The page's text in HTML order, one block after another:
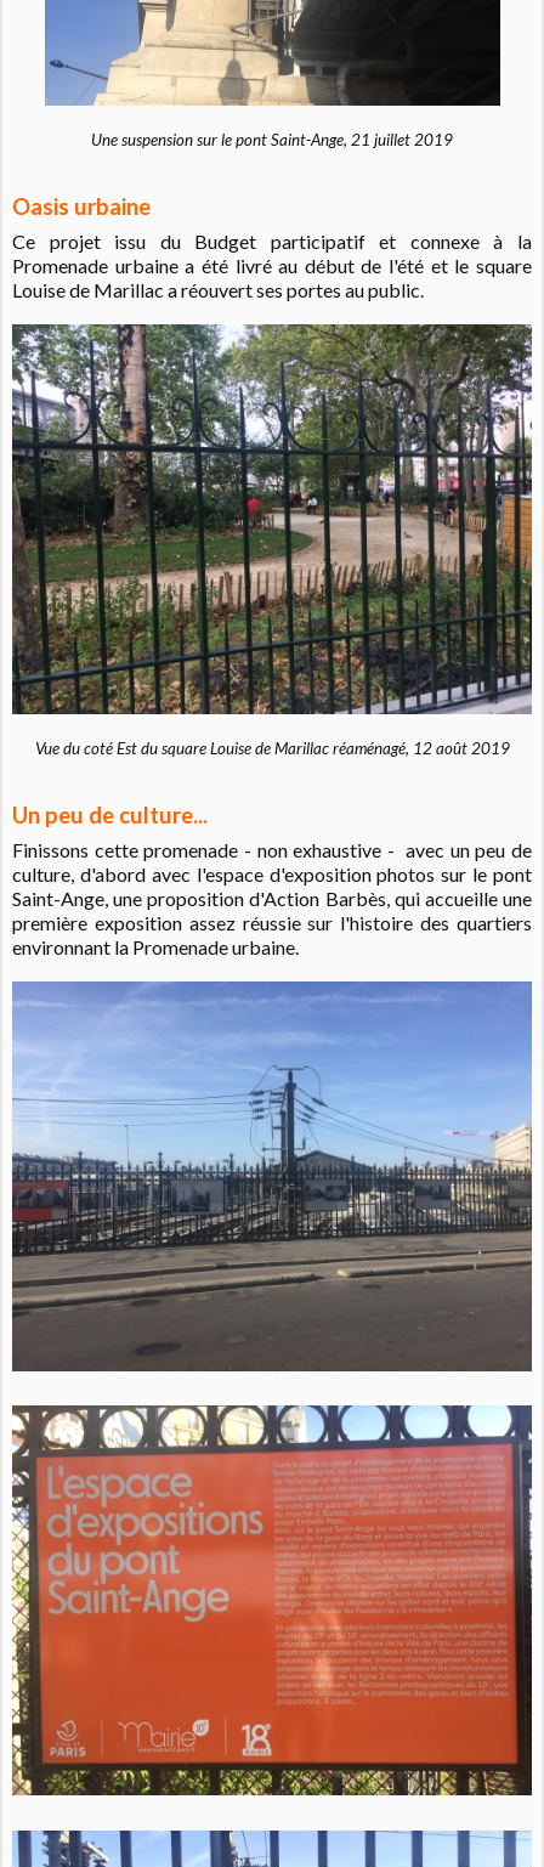
Une suspension sur le pont Saint-Ange, 21 juillet 2019
Oasis urbaine
Ce projet issu du Budget participatif et connexe à la
Promenade urbaine a été livré au début de l'été et le square
Louise de Marillac a réouvert ses portes au public.
Vue du coté Est du square Louise de Marillac réaménagé, 12 août 2019
Un peu de culture...
Finissons cette promenade - non exhaustive - avec un peu de
culture, d'abord avec l'espace d'exposition photos sur le pont
Saint-Ange, une proposition d'Action Barbès, qui accueille une
première exposition assez réussie sur l'histoire des quartiers
environnant la Promenade urbaine.